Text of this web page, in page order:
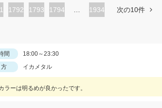
ペ
1792
ペ
1793
ペ
1794 1934 次の10件
間
18:00～23:30
イカメタル
ーは明るめが良かったです。